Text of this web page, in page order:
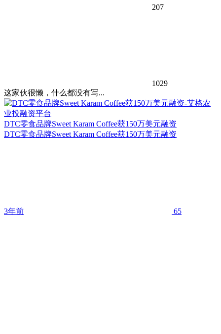
207
1029
这家伙很懒，什么都没有写...
DTC零食品牌Sweet Karam Coffee获150万美元融资
DTC零食品牌Sweet Karam Coffee获150万美元融资
3年前 65